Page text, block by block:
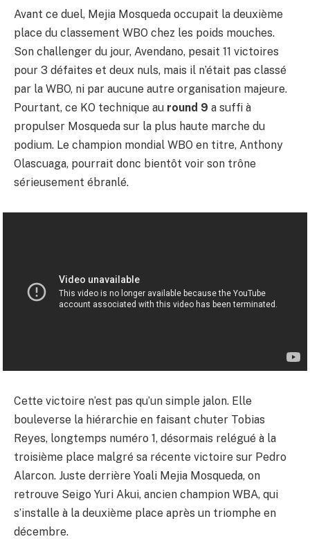
Avant ce duel, Mejia Mosqueda occupait la deuxième
place du classement WBO chez les poids mouches.
Son challenger du jour, Avendano, pesait 11 victoires
pour 3 défaites et deux nuls, mais il n’était pas classé
par la WBO, ni par aucune autre organisation majeure.
Pourtant, ce KO technique au round 9 a suffi à
propulser Mosqueda sur la plus haute marche du
podium. Le champion mondial WBO en titre, Anthony
Olascuaga, pourrait donc bientôt voir son trône
sérieusement ébranlé.
Cette victoire n’est pas qu’un simple jalon. Elle
bouleverse la hiérarchie en faisant chuter Tobias
Reyes, longtemps numéro 1, désormais relégué à la
troisième place malgré sa récente victoire sur Pedro
Alarcon. Juste derrière Yoali Mejia Mosqueda, on
retrouve Seigo Yuri Akui, ancien champion WBA, qui
s’installe à la deuxième place après un triomphe en
décembre.